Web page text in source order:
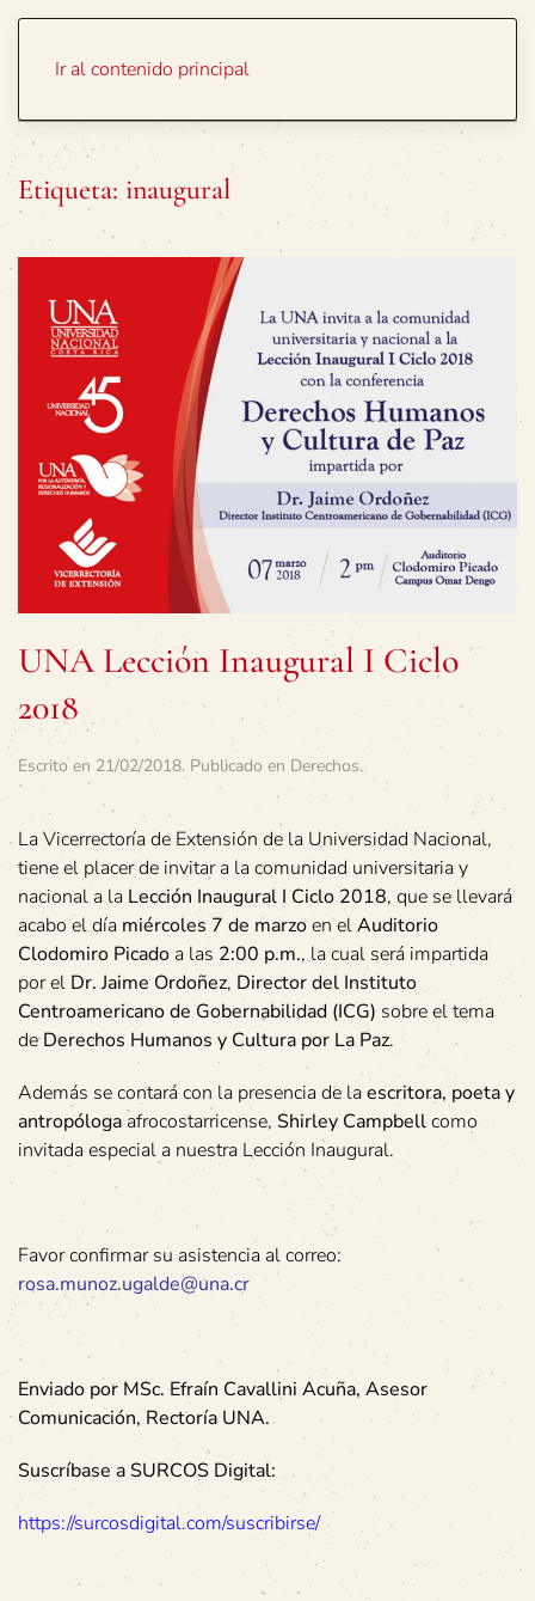
Ir al contenido principal
Etiqueta: inaugural
UNA Lección Inaugural I Ciclo
2018
Escrito en 21/02/2018. Publicado en Derechos.
La Vicerrectoría de Extensión de la Universidad Nacional,
tiene el placer de invitar a la comunidad universitaria y
nacional a la Lección Inaugural I Ciclo 2018, que se llevará
acabo el día miércoles 7 de marzoen elAuditorio
Clodomiro Picado a las 2:00 p.m., la cual será impartida
por el Dr. Jaime Ordoñez, Director del Instituto
Centroamericano de Gobernabilidad (ICG) sobre el tema
deDerechos Humanos y Cultura por La Paz.
Además se contará con la presencia de laescritora, poeta y
antropóloga afrocostarricense, Shirley Campbellcomo
invitada especial a nuestra Lección Inaugural.
Favor confirmar su asistencia al correo:
rosa.munoz.ugalde@una.cr
Enviado por MSc. Efraín Cavallini Acuña, Asesor
Comunicación, Rectoría UNA.
Suscríbase a SURCOS Digital:
https://surcosdigital.com/suscribirse/